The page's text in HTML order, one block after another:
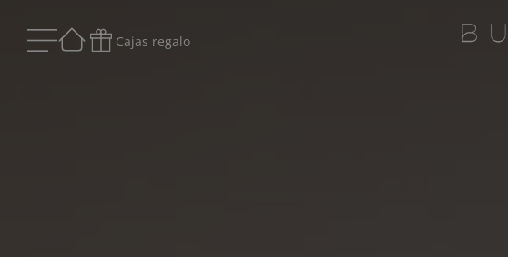
Cajas regalo